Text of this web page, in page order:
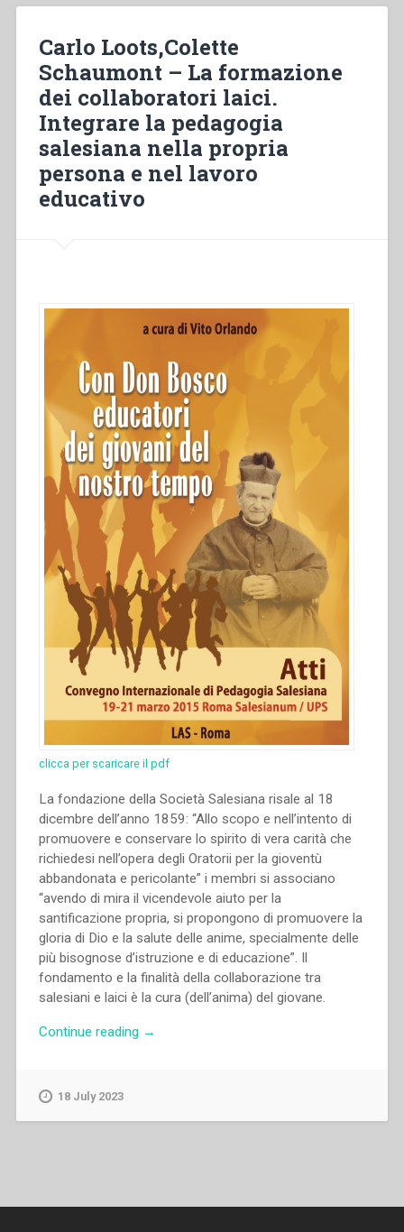
Carlo Loots,Colette
Schaumont – La formazione
dei collaboratori laici.
Integrare la pedagogia
salesiana nella propria
persona e nel lavoro
educativo
clicca per scaricare il pdf
La fondazione della Società Salesiana risale al 18
dicembre dell’anno 1859: “Allo scopo e nell’intento di
promuovere e conservare lo spirito di vera carità che
richiedesi nell’opera degli Oratorii per la gioventù
abbandonata e pericolante” i membri si associano
“avendo di mira il vicendevole aiuto per la
santificazione propria, si propongono di promuovere la
gloria di Dio e la salute delle anime, specialmente delle
più bisognose d’istruzione e di educazione”. Il
fondamento e la finalità della collaborazione tra
salesiani e laici è la cura (dell’anima) del giovane.
Continue reading “Carlo
Integrare
→
18 July 2023